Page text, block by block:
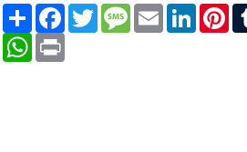
Paylaş FacebookTwitter Message Email LinkedIn
WhatsApp